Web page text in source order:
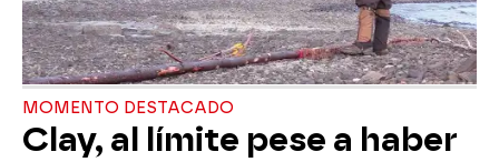
MOMENTO DESTACADO
Clay, al límite pese a haber